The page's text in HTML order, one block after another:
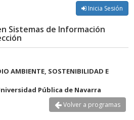
Inicia Sesión
Sistemas de Información
AMBIENTE, SOSTENIBILIDAD E
Pública de Navarra
Volver a programas